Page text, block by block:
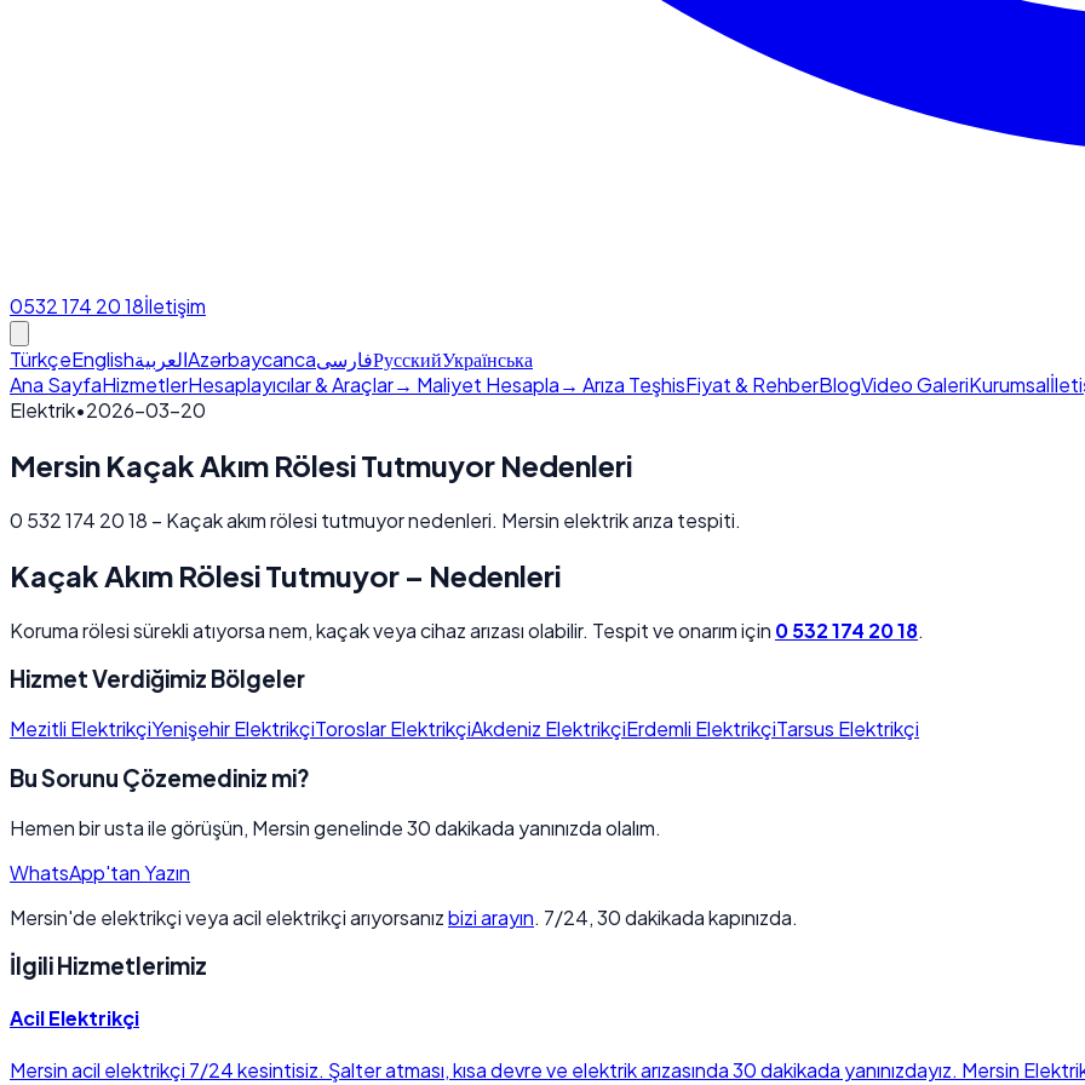
0532 174 20 18İletişim
TürkçeEnglishالعربيةAzərbaycancaفارسیРусскийУкраїнська
Ana SayfaHizmetlerHesaplayıcılar & Araçlar→ Maliyet Hesapla→ Arıza TeşhisFiyat & RehberBlogVideo GaleriKurumsal
Elektrik•2026-03-20
Mersin Kaçak Akım Rölesi Tutmuyor Nedenleri
0 532 174 20 18 – Kaçak akım rölesi tutmuyor nedenleri. Mersin elektrik arıza tespiti.
Kaçak Akım Rölesi Tutmuyor – Nedenleri
Koruma rölesi sürekli atıyorsa nem, kaçak veya cihaz arızası olabilir. Tespit ve onarım için 0 532 174 20 18.
Hizmet Verdiğimiz Bölgeler
Mezitli ElektrikçiYenişehir ElektrikçiToroslar ElektrikçiAkdeniz ElektrikçiErdemli ElektrikçiTarsus Elektrikçi
Bu Sorunu Çözemediniz mi?
Hemen bir usta ile görüşün, Mersin genelinde 30 dakikada yanınızda olalım.
WhatsApp'tan Yazın
Mersin'de elektrikçi veya acil elektrikçi arıyorsanızbizi arayın. 7/24, 30 dakikada kapınızda.
İlgili Hizmetlerimiz
Acil Elektrikçi
Mersin acil elektrikçi 7/24 kesintisiz. Şalter atması, kısa devre ve elektrik arızasında 30 dakikada yanınızdayız. Mersin